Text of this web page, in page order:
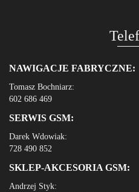
NAWIGACJE FABRYCZNE:
Tomasz Bochniarz:
602 686 469
SERWIS GSM:
Darek Wdowiak:
728 490 852
SKLEP-AKCESORIA GSM:
Andrzej Styk: